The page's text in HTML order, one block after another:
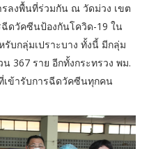
ลงพื้นที่ร่วมกัน ณ วัดม่วง เขต
ฉีดวัคซีนป้องกันโควิด-19 ใน
บกลุ่มเปราะบาง ทั้งนี้ มีกลุ่ม
367 ราย อีกทั้งกระทรวง พม.
เข้ารับการฉีดวัคซีนทุกคน